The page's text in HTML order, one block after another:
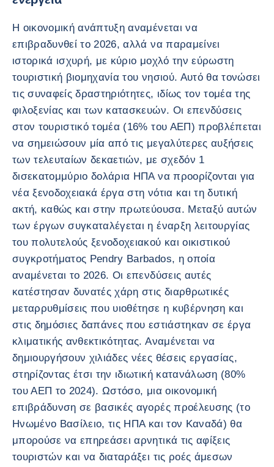
Η οικονομική ανάπτυξη αναμένεται να
επιβραδυνθεί το 2026, αλλά να παραμείνει
ιστορικά ισχυρή, με κύριο μοχλό την εύρωστη
τουριστική βιομηχανία του νησιού. Αυτό θα τονώσει
τις συναφείς δραστηριότητες, ιδίως τον τομέα της
φιλοξενίας και των κατασκευών. Οι επενδύσεις
στον τουριστικό τομέα (16% του ΑΕΠ) προβλέπεται
να σημειώσουν μία από τις μεγαλύτερες αυξήσεις
των τελευταίων δεκαετιών, με σχεδόν 1
δισεκατομμύριο δολάρια ΗΠΑ να προορίζονται για
νέα ξενοδοχειακά έργα στη νότια και τη δυτική
ακτή, καθώς και στην πρωτεύουσα. Μεταξύ αυτών
των έργων συγκαταλέγεται η έναρξη λειτουργίας
του πολυτελούς ξενοδοχειακού και οικιστικού
συγκροτήματος Pendry Barbados, η οποία
αναμένεται το 2026. Οι επενδύσεις αυτές
κατέστησαν δυνατές χάρη στις διαρθρωτικές
μεταρρυθμίσεις που υιοθέτησε η κυβέρνηση και
στις δημόσιες δαπάνες που εστιάστηκαν σε έργα
κλιματικής ανθεκτικότητας. Αναμένεται να
δημιουργήσουν χιλιάδες νέες θέσεις εργασίας,
στηρίζοντας έτσι την ιδιωτική κατανάλωση (80%
του ΑΕΠ το 2024). Ωστόσο, μια οικονομική
επιβράδυνση σε βασικές αγορές προέλευσης (το
Ηνωμένο Βασίλειο, τις ΗΠΑ και τον Καναδά) θα
μπορούσε να επηρεάσει αρνητικά τις αφίξεις
τουριστών και να διαταράξει τις ροές άμεσων